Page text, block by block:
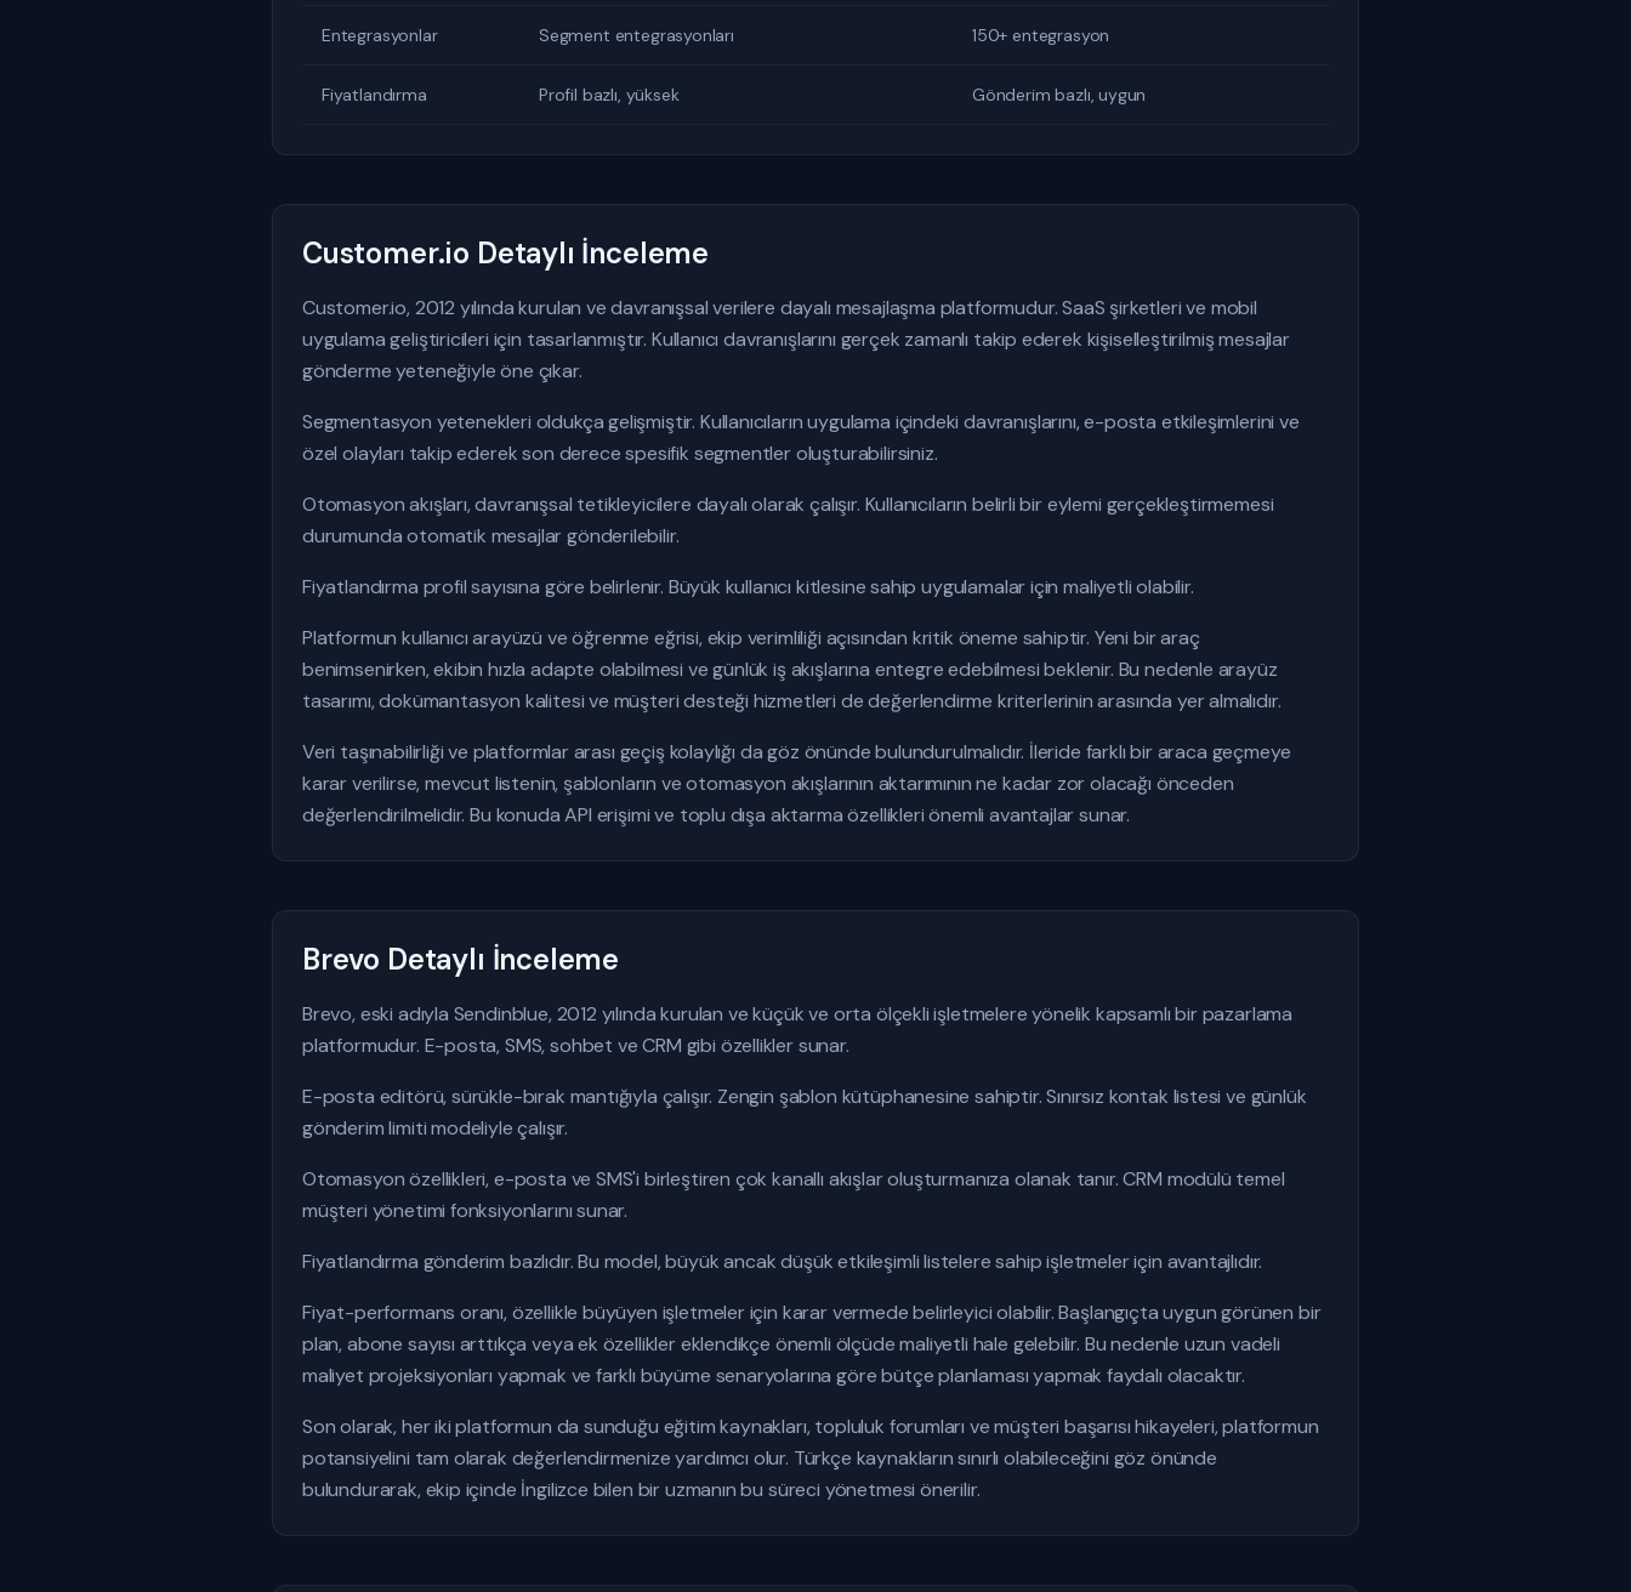
Entegrasyonlar Segment entegrasyonları 150+ entegrasyon
Fiyatlandırma Profil bazlı, yüksek Gönderim bazlı, uygun
Customer.io Detaylı İnceleme
Customer.io, 2012 yılında kurulan ve davranışsal verilere dayalı mesajlaşma platformudur. SaaS şirketleri ve mobil
uygulama geliştiricileri için tasarlanmıştır. Kullanıcı davranışlarını gerçek zamanlı takip ederek kişiselleştirilmiş mesajlar
gönderme yeteneğiyle öne çıkar.
Segmentasyon yetenekleri oldukça gelişmiştir. Kullanıcıların uygulama içindeki davranışlarını, e-posta etkileşimlerini ve
özel olayları takip ederek son derece spesifik segmentler oluşturabilirsiniz.
Otomasyon akışları, davranışsal tetikleyicilere dayalı olarak çalışır. Kullanıcıların belirli bir eylemi gerçekleştirmemesi
durumunda otomatik mesajlar gönderilebilir.
Fiyatlandırma profil sayısına göre belirlenir. Büyük kullanıcı kitlesine sahip uygulamalar için maliyetli olabilir.
Platformun kullanıcı arayüzü ve öğrenme eğrisi, ekip verimliliği açısından kritik öneme sahiptir. Yeni bir araç
benimsenirken, ekibin hızla adapte olabilmesi ve günlük iş akışlarına entegre edebilmesi beklenir. Bu nedenle arayüz
tasarımı, dokümantasyon kalitesi ve müşteri desteği hizmetleri de değerlendirme kriterlerinin arasında yer almalıdır.
Veri taşınabilirliği ve platformlar arası geçiş kolaylığı da göz önünde bulundurulmalıdır. İleride farklı bir araca geçmeye
karar verilirse, mevcut listenin, şablonların ve otomasyon akışlarının aktarımının ne kadar zor olacağı önceden
değerlendirilmelidir. Bu konuda API erişimi ve toplu dışa aktarma özellikleri önemli avantajlar sunar.
Brevo Detaylı İnceleme
Brevo, eski adıyla Sendinblue, 2012 yılında kurulan ve küçük ve orta ölçekli işletmelere yönelik kapsamlı bir pazarlama
platformudur. E-posta, SMS, sohbet ve CRM gibi özellikler sunar.
E-posta editörü, sürükle-bırak mantığıyla çalışır. Zengin şablon kütüphanesine sahiptir. Sınırsız kontak listesi ve günlük
gönderim limiti modeliyle çalışır.
Otomasyon özellikleri, e-posta ve SMS'i birleştiren çok kanallı akışlar oluşturmanıza olanak tanır. CRM modülü temel
müşteri yönetimi fonksiyonlarını sunar.
Fiyatlandırma gönderim bazlıdır. Bu model, büyük ancak düşük etkileşimli listelere sahip işletmeler için avantajlıdır.
Fiyat-performans oranı, özellikle büyüyen işletmeler için karar vermede belirleyici olabilir. Başlangıçta uygun görünen bir
plan, abone sayısı arttıkça veya ek özellikler eklendikçe önemli ölçüde maliyetli hale gelebilir. Bu nedenle uzun vadeli
maliyet projeksiyonları yapmak ve farklı büyüme senaryolarına göre bütçe planlaması yapmak faydalı olacaktır.
Son olarak, her iki platformun da sunduğu eğitim kaynakları, topluluk forumları ve müşteri başarısı hikayeleri, platformun
potansiyelini tam olarak değerlendirmenize yardımcı olur. Türkçe kaynakların sınırlı olabileceğini göz önünde
bulundurarak, ekip içinde İngilizce bilen bir uzmanın bu süreci yönetmesi önerilir.